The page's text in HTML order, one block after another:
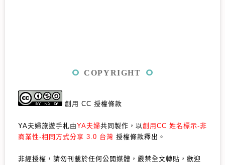
COPYRIGHT
創用 CC 授權條款
YA夫婦旅遊手札由YA夫婦共同製作，以 創用CC 姓名標示-非
商業性-相同方式分享 3.0 台灣 授權條款釋出。
非經授權，請勿刊載於任何公開媒體，嚴禁全文轉貼，歡迎